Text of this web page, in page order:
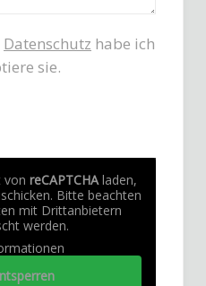
Datenschutz habe ich
sie.
von reCAPTCHAladen,
Bitte beachten
mit Drittanbietern
werden.